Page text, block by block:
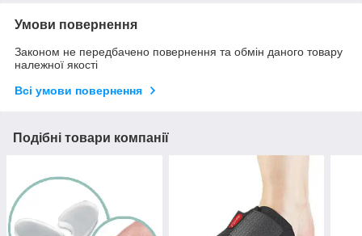
Умови повернення
Законом не передбачено повернення та обмін даного товару
належної якості
Всі умови повернення
Подібні товари компанії